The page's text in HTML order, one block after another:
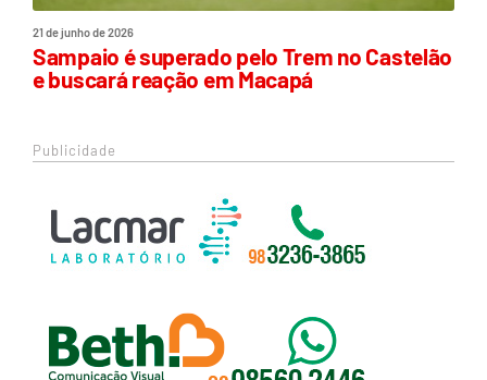
21 de junho de 2026
Sampaio é superado pelo Trem no Castelão
e buscará reação em Macapá
Publicidade